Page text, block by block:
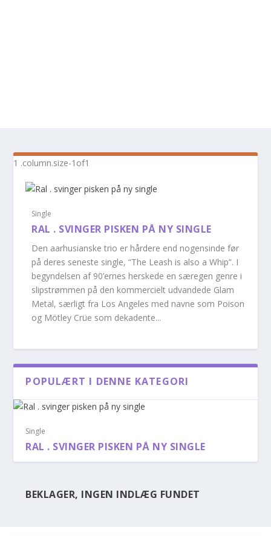
Single
RAL . SVINGER PISKEN PÅ NY SINGLE
Den aarhusianske trio er hårdere end nogensinde før
på deres seneste single, “The Leash is also a Whip”. I
begyndelsen af 90’ernes herskede en særegen genre i
slipstrømmen på den kommercielt udvandede Glam
Metal, særligt fra Los Angeles med navne som Poison
og Mötley Crüe som dekadente...
POPULÆRT I DENNE KATEGORI
Single
RAL . SVINGER PISKEN PÅ NY SINGLE
BEKLAGER, INGEN INDLÆG FUNDET